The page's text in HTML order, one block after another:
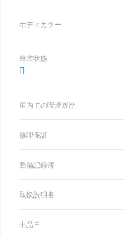
ボディカラー
外装状態
車内での喫煙履歴
修理保証
整備記録簿
取扱説明書
出品日